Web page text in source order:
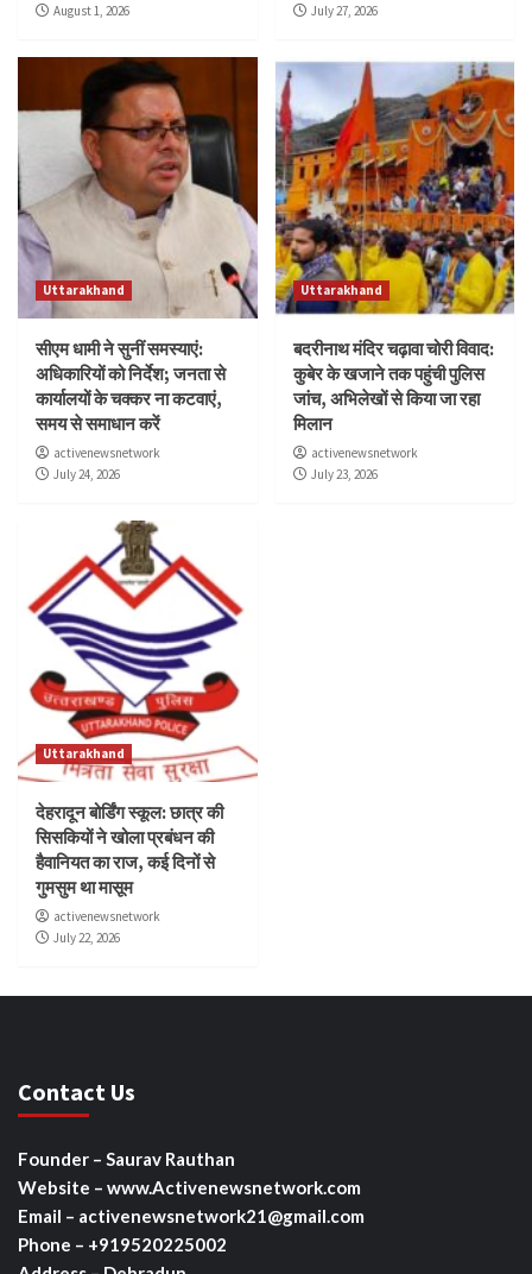
August 1, 2026
July 27, 2026
Uttarakhand
सीएम धामी ने सुनीं समस्याएं:
अधिकारियों को निर्देश; जनता से
कार्यालयों के चक्कर ना कटवाएं,
समय से समाधान करें
activenewsnetwork
July 24, 2026
Uttarakhand
बदरीनाथ मंदिर चढ़ावा चोरी विवाद:
कुबेर के खजाने तक पहुंची पुलिस
जांच, अभिलेखों से किया जा रहा
मिलान
activenewsnetwork
July 23, 2026
Uttarakhand
देहरादून बोर्डिंग स्कूल: छात्र की
सिसकियों ने खोला प्रबंधन की
हैवानियत का राज, कई दिनों से
गुमसुम था मासूम
activenewsnetwork
July 22, 2026
Contact Us
Founder – Saurav Rauthan
Website – www.Activenewsnetwork.com
Email – activenewsnetwork21@gmail.com
Phone – +919520225002